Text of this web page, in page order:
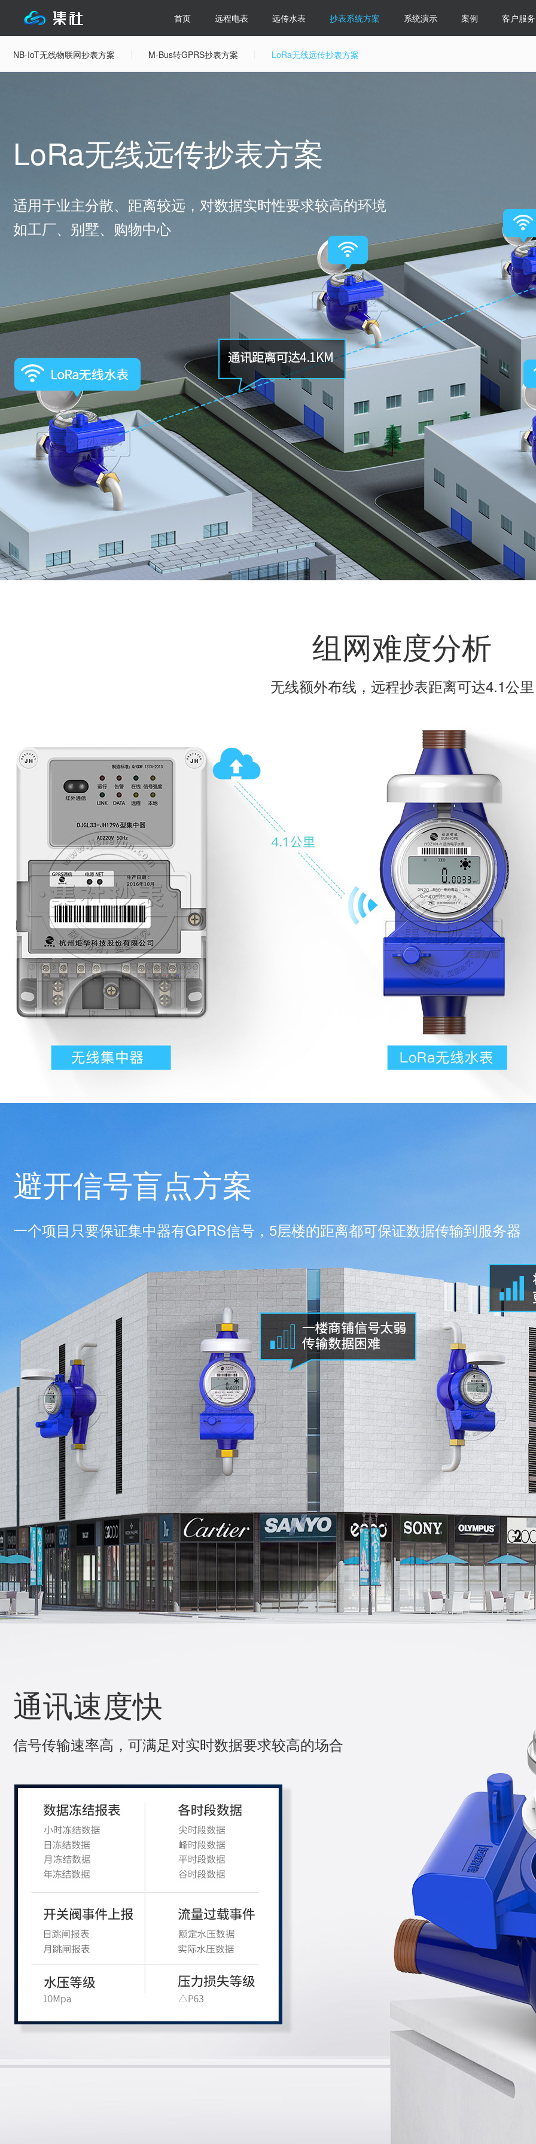
首页 远程电表 远传水表 抄表系统方案 系统演示 案例 客户服务
NB-IoT无线物联网抄表方案 M-Bus转GPRS抄表方案 LoRa无线远传抄表方案
LoRa无线远传抄表方案
适用于业主分散、距离较远，对数据实时性要求较高的环境
如工厂、别墅、购物中心
组网难度分析
无线额外布线，远程抄表距离可达4.1公里
避开信号盲点方案
一个项目只要保证集中器有GPRS信号，5层楼的距离都可保证数据传输到服务器
通讯速度快
信号传输速率高，可满足对实时数据要求较高的场合